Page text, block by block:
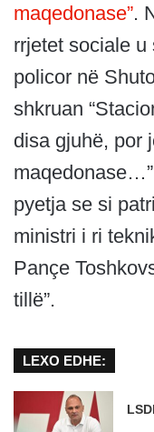
maqedonase”.
rrjetet sociale u
policor në
shkruan
disa gjuhë, por
pyetja se si
ministri i ri
Pançe
tillë”.
LEXO EDHE: